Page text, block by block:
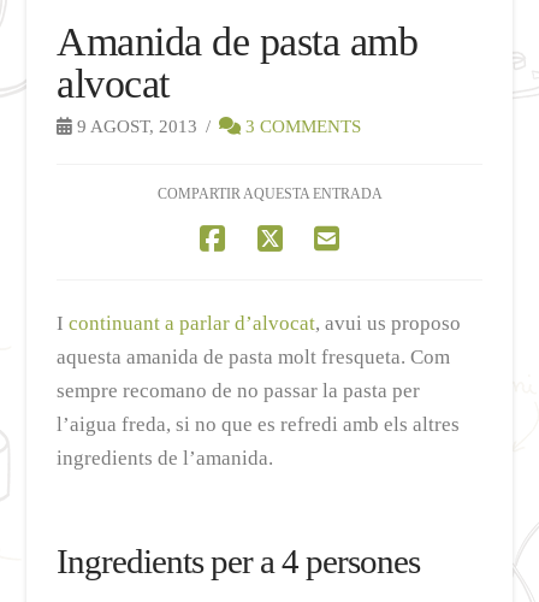
Amanida de pasta amb
alvocat
9 AGOST, 2013 3 COMMENTS
COMPARTIR AQUESTA ENTRADA
Icontinuant a parlar d’alvocat, avui us proposo
aquesta amanida de pasta molt fresqueta. Com
sempre recomano de no passar la pasta per
l’aigua freda, si no que es refredi amb els altres
ingredients de l’amanida.
Ingredients per a 4 persones